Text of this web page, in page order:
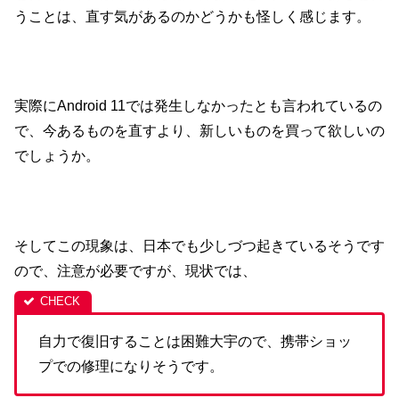
うことは、直す気があるのかどうかも怪しく感じます。
実際にAndroid 11では発生しなかったとも言われているの
で、今あるものを直すより、新しいものを買って欲しいの
でしょうか。
そしてこの現象は、日本でも少しづつ起きているそうです
ので、注意が必要ですが、現状では、
自力で復旧することは困難大宇ので、携帯ショッ
プでの修理になりそうです。